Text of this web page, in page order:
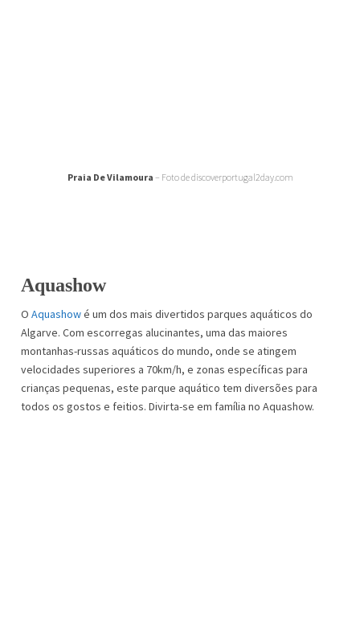
Praia De Vilamoura – Foto de discoverportugal2day.com
Aquashow
O Aquashowé um dos mais divertidos parques aquáticos do
Algarve. Com escorregas alucinantes, uma das maiores
montanhas-russas aquáticos do mundo, onde se atingem
velocidades superiores a 70km/h, e zonas específicas para
crianças pequenas, este parque aquático tem diversões para
todos os gostos e feitios. Divirta-se em família no Aquashow.